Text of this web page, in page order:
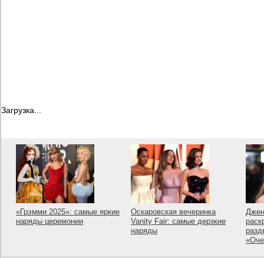
Загрузка...
«Грэмми 2025»: самые яркие
наряды церемонии
Оскаровская вечеринка
Vanity Fair: самые дерзкие
наряды